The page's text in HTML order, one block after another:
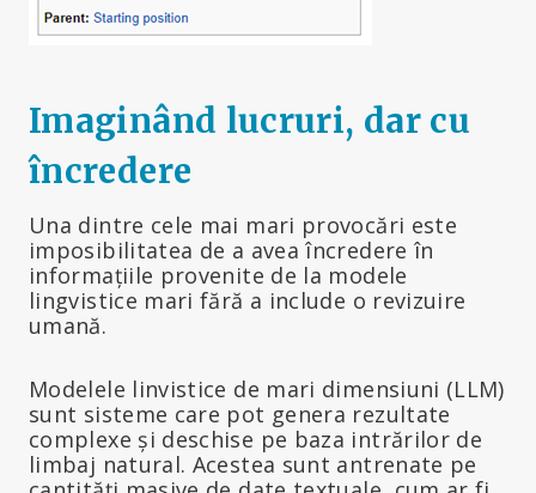
Imaginând lucruri, dar cu
încredere
Una dintre cele mai mari provocări este
imposibilitatea de a avea încredere în
informațiile provenite de la modele
lingvistice mari fără a include o revizuire
umană.
Modelele linvistice de mari dimensiuni (LLM)
sunt sisteme care pot genera rezultate
complexe și deschise pe baza intrărilor de
limbaj natural. Acestea sunt antrenate pe